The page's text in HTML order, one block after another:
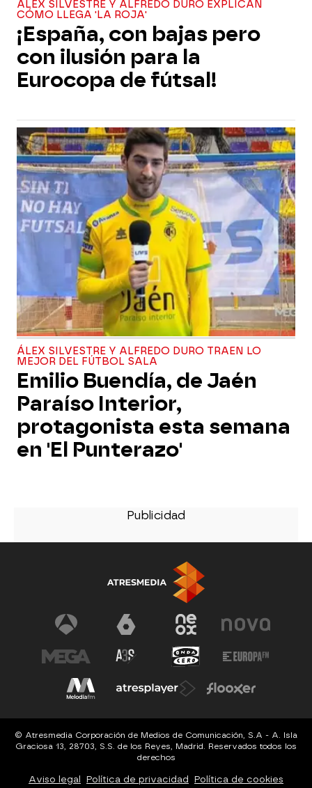
ÁLEX SILVESTRE Y ALFREDO DURO EXPLICAN
CÓMO LLEGA 'LA ROJA'
¡España, con bajas pero
con ilusión para la
Eurocopa de fútsal!
ÁLEX SILVESTRE Y ALFREDO DURO TRAEN LO
MEJOR DEL FÚTBOL SALA
Emilio Buendía, de Jaén
Paraíso Interior,
protagonista esta semana
en 'El Punterazo'
© Atresmedia Corporación de Medios de Comunicación, S.A - A. Isla
Graciosa 13, 28703, S.S. de los Reyes, Madrid. Reservados todos los
derechos
Aviso legal Política de privacidad Política de cookies